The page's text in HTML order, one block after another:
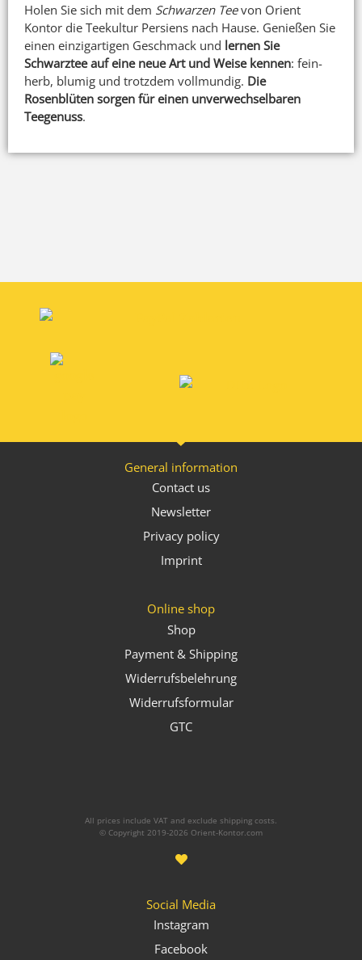
Holen Sie sich mit dem Schwarzen Teevon Orient
Kontor die Teekultur Persiens nach Hause. Genießen Sie
einen einzigartigen Geschmack und lernen Sie
Schwarztee auf eine neue Art und Weise kennen: fein-
herb, blumig und trotzdem vollmundig. Die
Rosenblüten sorgen für einen unverwechselbaren
Teegenuss.
General information
Contact us
Newsletter
Privacy policy
Imprint
Online shop
Shop
Payment & Shipping
Widerrufsbelehrung
Widerrufsformular
GTC
All prices include VAT and exclude shipping costs.
© Copyright 2019-2026 Orient-Kontor.com
Social Media
Instagram
Facebook